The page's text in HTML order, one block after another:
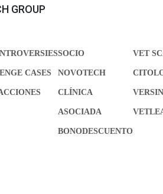
GROUP
CASES
SOCIO
NOVOTECH
CLÍNICA
ASOCIADA
BONODESCUENTO
VET